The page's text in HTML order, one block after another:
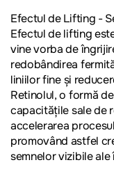
Efectul de Lifting -
Efectul de lifting
vine vorba de
redobândirea
liniilor fine și
Retinolul, o formă
capacitățile sale de
accelerarea
promovând astfel
semnelor vizibile ale